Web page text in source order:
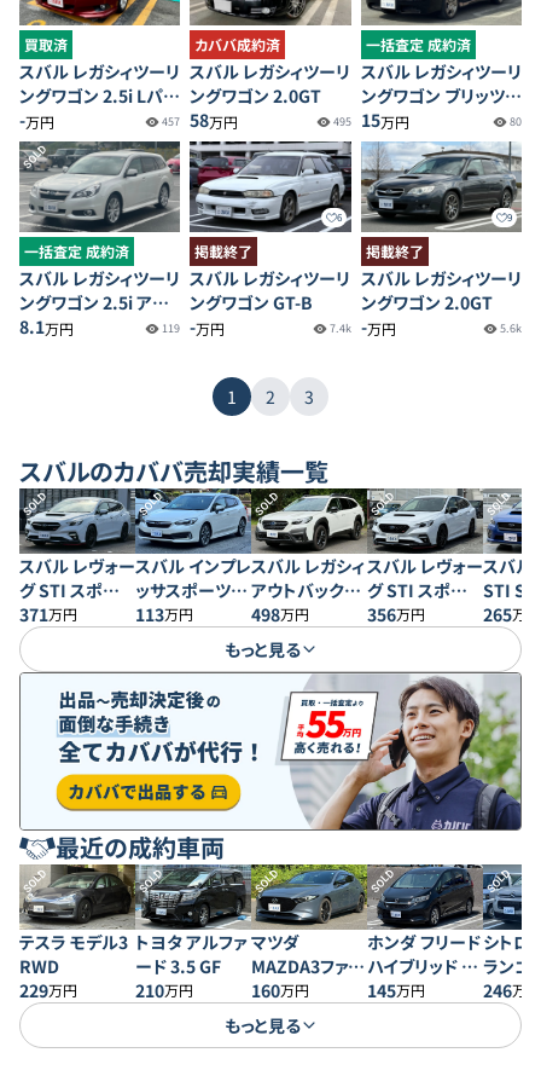
買取済
スバル レガシィツーリ
ングワゴン 2.5i Lパッ
ケージ
-万円 457
カババ成約済
スバル レガシィツーリ
ングワゴン 2.0GT
58万円 495
一括査定 成約済
スバル レガシィツーリ
ングワゴン ブリッツェ
ン 2001モデル
15万円 80
SOLD
一括査定 成約済
スバル レガシィツーリ
ングワゴン 2.5i アイ
サイト Sパッケージ
8.1万円 119
6
掲載終了
スバル レガシィツーリ
ングワゴン GT-B
-万円 7.4k
9
掲載終了
スバル レガシィツーリ
ングワゴン 2.0GT
-万円 5.6k
1 2 3
スバルのカババ売却実績一覧
SOLD
スバル レヴォー
グ STI スポーツ
EX ブラックイ
ンテリアセレク
ション
371万円
SOLD
スバル インプレ
ッサスポーツ
1.6i-S アイサイ
113万円
SOLD
スバル レガシィ
アウトバック
30th アニバー
サリー
498万円
SOLD
スバル レヴォー
グ STI スポーツ
R EX
356万円
SOLD
スバル
STI STI
265万円
もっと見る
最近の成約車両
SOLD
テスラ モデル3
RWD
229万円
SOLD
トヨタ アルファ
ード 3.5 GF
210万円
SOLD
マツダ
MAZDA3ファス
トバック 20S プ
ロアクティブ
160万円
SOLD
ホンダ フリード
ハイブリッド G
ホンダセンシン
145万円
SOLD
シトロ
ランゴ
246万円
もっと見る